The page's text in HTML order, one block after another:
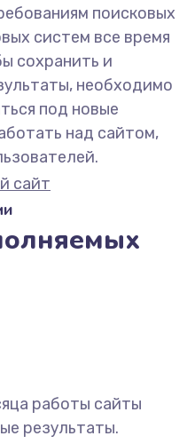
поисковых
систем все время
сохранить и
необходимо
под новые
над сайтом,
сайт
работы сайты
результаты.